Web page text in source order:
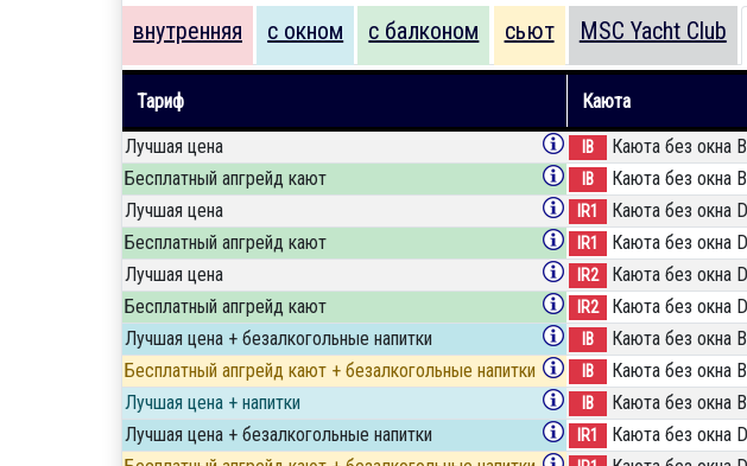
внутренняя с окном с балконом сьют MSC Yacht Club
Тариф Каюта
Лучшая цена IB Каюта без окна
Бесплатный апгрейд кают IB Каюта без окна
Лучшая цена IR1 Каюта без окна
Бесплатный апгрейд кают IR1 Каюта без окна
Лучшая цена IR2 Каюта без окна
Бесплатный апгрейд кают IR2 Каюта без окна
Лучшая цена + безалкогольные напитки IB Каюта без окна
Бесплатный апгрейд кают + безалкогольные напитки IB Каюта без окна
Лучшая цена + напитки IB Каюта без окна
Лучшая цена + безалкогольные напитки IR1 Каюта без окна